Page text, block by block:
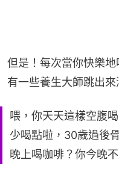
但是！每次當你快樂
有一些養生大師跳出來
喂，你天天這樣空腹
少喝點啦，30歲過後
晚上喝咖啡？你今晚